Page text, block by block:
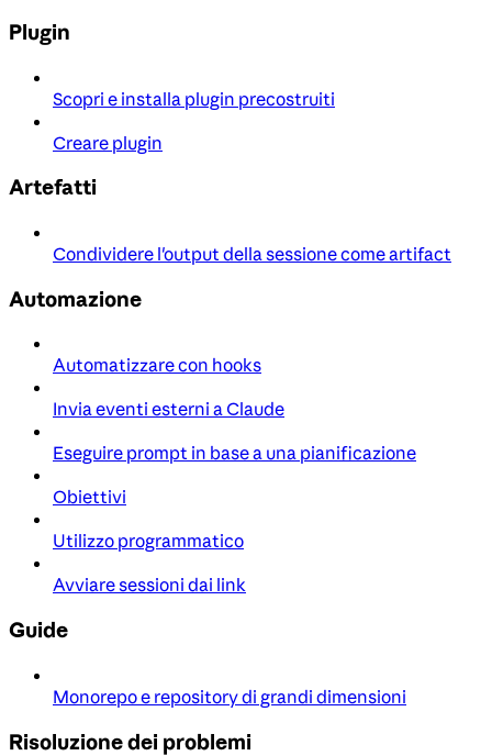
Plugin
Scopri e installa plugin precostruiti
Creare plugin
Artefatti
Condividere l'output della sessione come artifact
Automazione
Automatizzare con hooks
Invia eventi esterni a Claude
Eseguire prompt in base a una pianificazione
Obiettivi
Utilizzo programmatico
Avviare sessioni dai link
Guide
Monorepo e repository di grandi dimensioni
Risoluzione dei problemi